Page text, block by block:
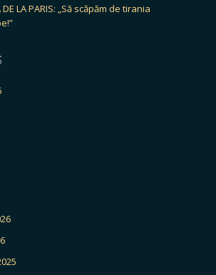
DE LA PARIS: „Să scăpăm de tirania